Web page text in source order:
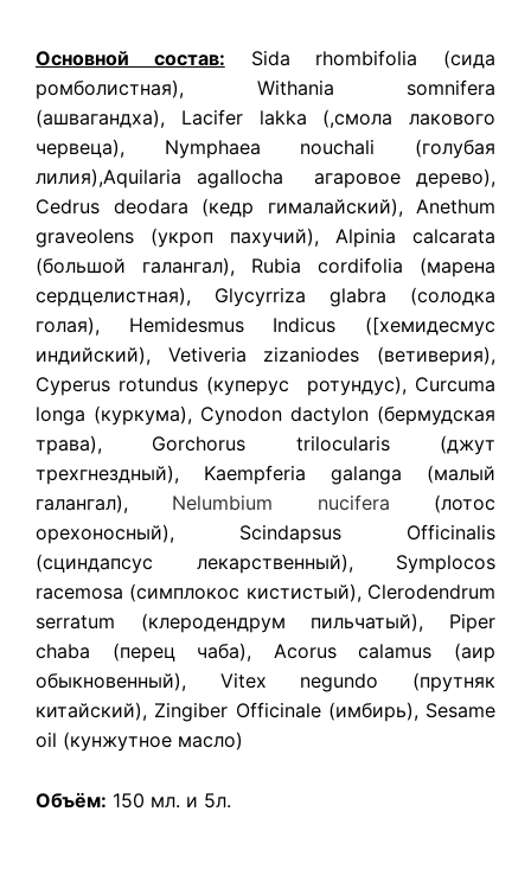
Основной состав: Sida rhombifolia (сида
ромболистная), Withania somnifera
(ашвагандха), Lacifer lakka (,смола лакового
червеца), Nymphaea nouchali (голубая
лилия),Aquilaria agallocha агаровое дерево),
Cedrus deodara (кедр гималайский), Anethum
graveolens (укроп пахучий), Alpinia calcarata
(большой галангал), Rubia cordifolia (марена
сердцелистная), Glycyrriza glabra (cолодка
голая), Hemidesmus Indicus ([хемидесмус
индийский), Vetiveria zizaniodes (ветиверия),
Cyperus rotundus (куперус ротундус), Curcuma
longa (куркума), Cynodon dactylon (бермудская
трава), Gorchorus trilocularis (джут
трехгнездный), Kaempferia galanga (малый
галангал), Nelumbium nucifera (лотос
орехоносный), Scindapsus Officinalis
(cциндапсус лекарственный), Symplocos
racemosa (симплокос кистистый), Clerodendrum
serratum (клеродендрум пильчатый), Piper
chaba (перец чаба), Acorus calamus (аир
обыкновенный), Vitex negundo (прутняк
китайский), Zingiber Officinale (имбирь), Sesame
oil (кунжутное масло)
Объём: 150 мл. и 5л.